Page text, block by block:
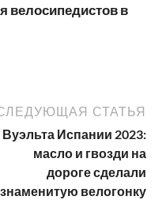
велосипедистов в
СТАТЬЯ
Вуэльта Испании 2023:
масло и гвозди на
дороге сделали
знаменитую велогонку